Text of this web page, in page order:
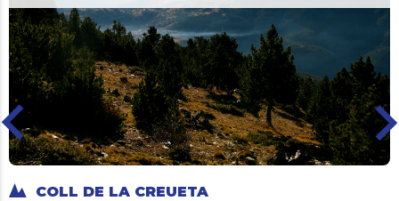
COLL DE LA CREUETA